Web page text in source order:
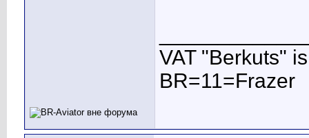
VAT "Berkuts"
BR=11=Frazer